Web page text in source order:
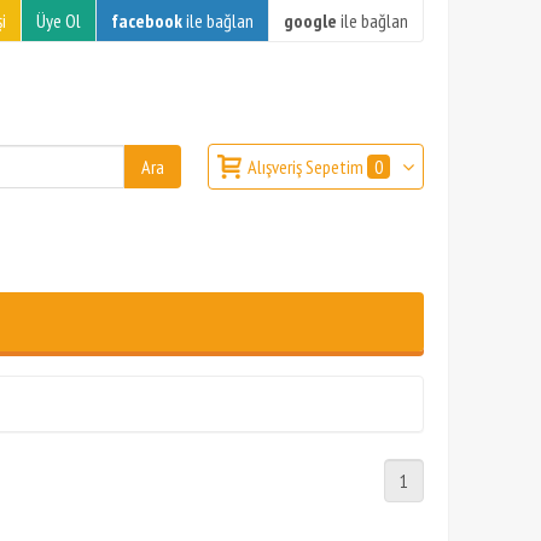
Üye Ol facebookile bağlan google ile bağlan
Alışveriş Sepetim 0
1